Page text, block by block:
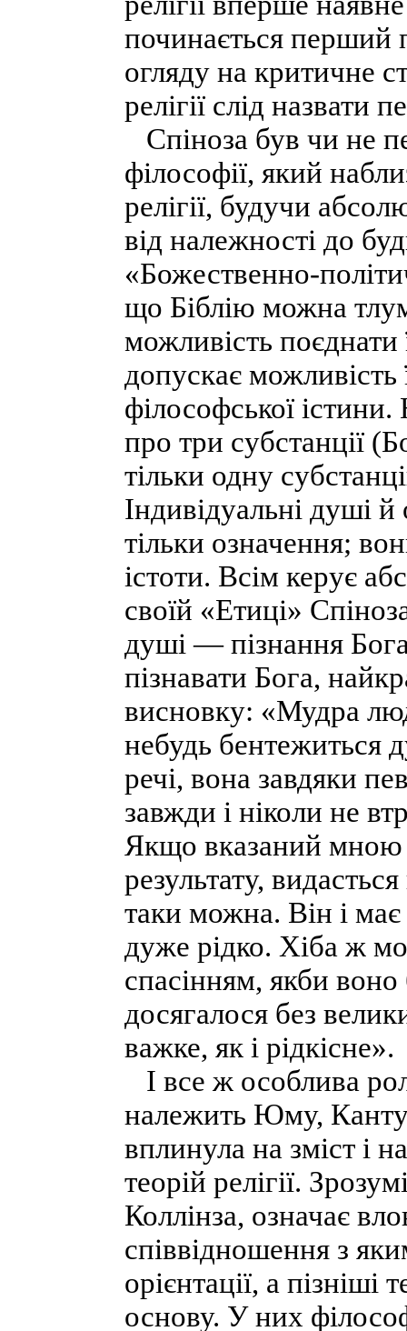
починається перший
огляду на критичне
релігії слід назвати
Спіноза був чи не
філософії, який
релігії, будучи
від належності до
«Божественно-
що Біблію можна
можливість поєднати
допускає можливість
філософської істини.
про три субстанції
тільки одну
Індивідуальні душі
тільки означення;
істоти. Всім керує
своїй «Етиці»
душі — пізнання
пізнавати Бога,
висновку: «Мудра
небудь бентежиться
речі, вона завдяки
завжди і ніколи не
Якщо вказаний мною
результату,
таки можна. Він і
дуже рідко. Хіба ж
спасінням, якби воно
досягалося без
важке, як і рідкісне».
І все ж особлива
належить Юму, Канту
вплинула на зміст і
теорій релігії.
Коллінза, означає
співвідношення з
орієнтації, а
основу. У них